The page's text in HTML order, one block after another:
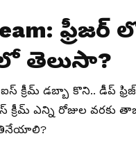
ఫ్రీజర్
తెలుసా?
ఐస్ క్రీమ్ డబ్బా కొని.. డీప్
క్రీమ్ ఎన్ని రోజుల వరకు
తినేయాలి?